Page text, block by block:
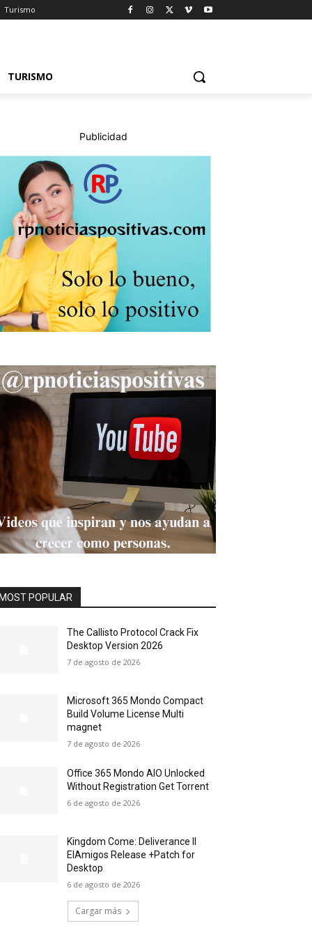
Turismo
TURISMO
Publicidad
MOST POPULAR
The Callisto Protocol Crack Fix
Desktop Version 2026
7 de agosto de 2026
Microsoft 365 Mondo Compact
Build Volume License Multi
magnet
7 de agosto de 2026
Office 365 Mondo AIO Unlocked
Without Registration Gеt Torrent
6 de agosto de 2026
Kingdom Come: Deliverance II
ElAmigos Release +Patch for
Desktop
6 de agosto de 2026
Cargar más